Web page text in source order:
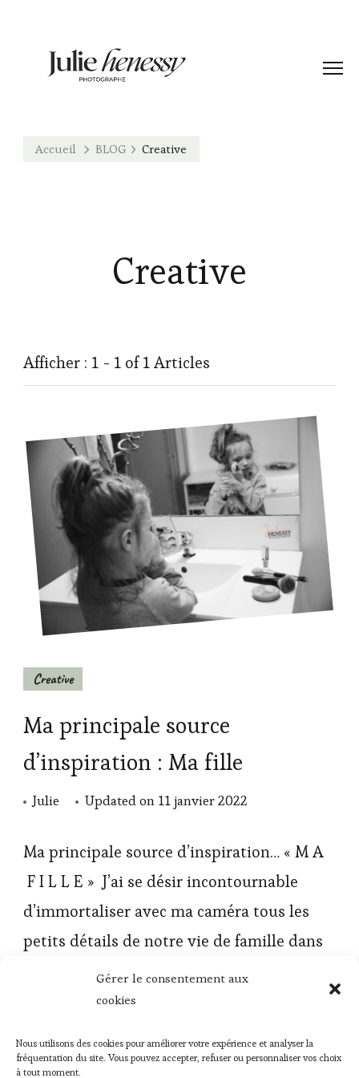
Gérer le consentement aux
cookies
Nous utilisons des cookies pour améliorer votre expérience et analyser la
fréquentation du site. Vous pouvez accepter, refuser ou personnaliser vos choix
à tout moment.
Accueil BLOG Creative
Creative
Afficher : 1 - 1 of 1 Articles
Creative
Ma principale source
d’inspiration : Ma fille
Julie Updated on 11 janvier 2022
Ma principale source d’inspiration… « M A
F I L L E » J’ai se désir incontournable
d’immortaliser avec ma caméra tous les
petits détails de notre vie de famille dans
le but de ne jamais …